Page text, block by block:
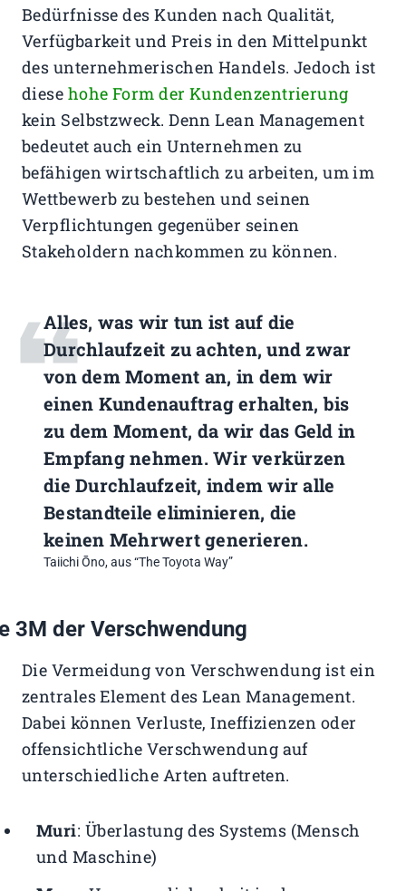
Bedürfnisse des Kunden nach Qualität,
Verfügbarkeit und Preis in den Mittelpunkt
des unternehmerischen Handels. Jedoch ist
diese hohe Form der Kundenzentrierung
kein Selbstzweck. Denn Lean Management
bedeutet auch ein Unternehmen zu
befähigen wirtschaftlich zu arbeiten, um im
Wettbewerb zu bestehen und seinen
Verpflichtungen gegenüber seinen
Stakeholdern nachkommen zu können.
Alles, was wir tun ist auf die
Durchlaufzeit zu achten, und zwar
von dem Moment an, in dem wir
einen Kundenauftrag erhalten, bis
zu dem Moment, da wir das Geld in
Empfang nehmen. Wir verkürzen
die Durchlaufzeit, indem wir alle
Bestandteile eliminieren, die
keinen Mehrwert generieren.
Taiichi Ōno, aus“The Toyota Way”
3M der Verschwendung
Die Vermeidung von Verschwendung ist ein
zentrales Element des Lean Management.
Dabei können Verluste, Ineffizienzen oder
offensichtliche Verschwendung auf
unterschiedliche Arten auftreten.
Muri: Überlastung des Systems (Mensch
und Maschine)